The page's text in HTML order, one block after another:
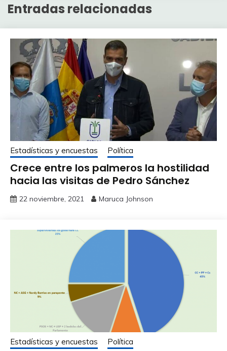
Entradas relacionadas
Estadísticas y encuestas Política
Crece entre los palmeros la hostilidad
hacia las visitas de Pedro Sánchez
22 noviembre, 2021 Maruca Johnson
Estadísticas y encuestas Política